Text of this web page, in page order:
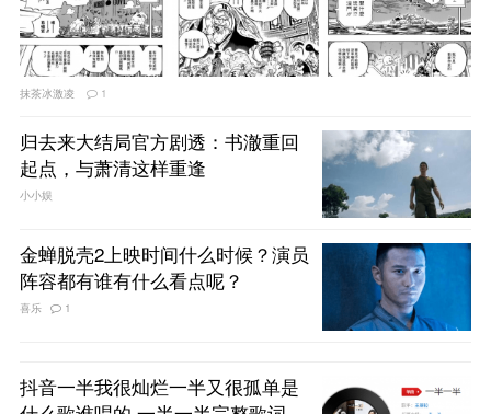
抹茶冰激凌 1
归去来大结局官方剧透：书澈重回
起点，与萧清这样重逢
小小娱
金蝉脱壳2上映时间什么时候？演员
阵容都有谁有什么看点呢？
喜乐 1
抖音一半我很灿烂一半又很孤单是